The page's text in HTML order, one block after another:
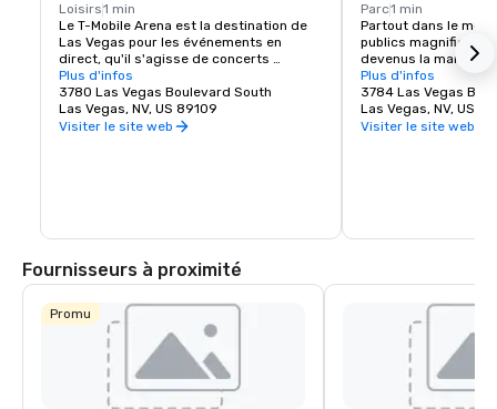
Loisirs1 min
Le T-Mobile Arena est la destination de
Las Vegas pour les événements en
direct, qu'il s'agisse de concerts
exceptionnels ou d'événements sportifs
palpitants, il a établi une nouvelle norme
en matière de divertissement dans la
ville qui le fait le mieux. Le T-Mobile Arena
concerts de renom.
Plus d'infos
3780 Las Vegas Boulevard South
Las Vegas, NV, US 89109
Visiter le site web
Parc1 min
Partout dans le
publics magnifiques
devenus la marque
belles villes et Las
exception. MGM
l'expérience
créant une
monde. Découvrez
Plus d'infos
3784 Las Vegas
Las Vegas, NV, US
Visiter le site web
Fournisseurs à proximité
Promu